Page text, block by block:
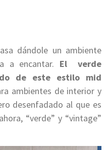
dándole un ambiente
a encantar. El verde
de este estilo mid
ambientes de interior y
desenfadado al que es
“verde” y “vintage”